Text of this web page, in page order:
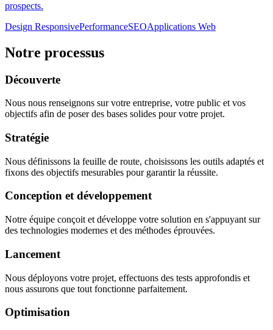
prospects.
Design ResponsivePerformanceSEOApplications Web
Notre processus
Découverte
Nous nous renseignons sur votre entreprise, votre public et vos
objectifs afin de poser des bases solides pour votre projet.
Stratégie
Nous définissons la feuille de route, choisissons les outils adaptés et
fixons des objectifs mesurables pour garantir la réussite.
Conception et développement
Notre équipe conçoit et développe votre solution en s'appuyant sur
des technologies modernes et des méthodes éprouvées.
Lancement
Nous déployons votre projet, effectuons des tests approfondis et
nous assurons que tout fonctionne parfaitement.
Optimisation